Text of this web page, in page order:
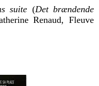
suite (Det brændende
Renaud, Fleuve